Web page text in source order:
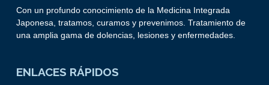
Con un profundo conocimiento de la Medicina Integrada
Japonesa, tratamos, curamos y prevenimos. Tratamiento de
una amplia gama de dolencias, lesiones y enfermedades.
ENLACES RÁPIDOS